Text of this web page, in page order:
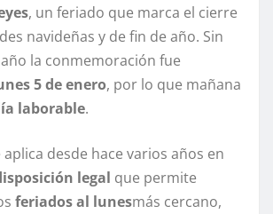
, un feriado que marca el cierre
navideñas y de fin de año. Sin
la conmemoración fue
5 de enero, por lo que mañana
laborable.
aplica desde hace varios años en
legal que permite
feriados al lunesmás cercano,